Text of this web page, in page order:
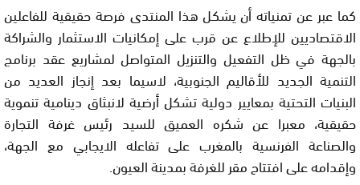
كما عبر عن تمنياته أن يشكل هذا المنتدى فرصة حقيقية للفاعلين
الاقتصاديين للإطلاع عن قرب على إمكانيات الاستثمار والشراكة
بالجهة في ظل التفعيل والتنزيل المتواصل لمشاريع عقد برنامج
التنمية الجديد للأقاليم الجنوبية، لاسيما بعد إنجاز العديد من
البنيات التحتية بمعايير دولية تشكل أرضية لانبثاق دينامية تنموية
حقيقية، معبرا عن شكره العميق للسيد رئيس غرفة التجارة
والصناعة الفرنسية بالمغرب على تفاعله الايجابي مع الجهة،
وإقدامه على افتتاح مقر للغرفة بمدينة العيون.